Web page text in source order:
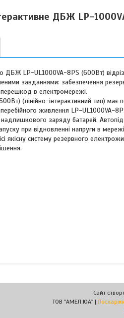
ДБЖ LP-
ДБЖ LP-UL1000VA-8PS (600Вт)
завданнями: забезпечення
перешкод в електромережі.
(лінійно-інтерактивний тип)
живлення LP-UL1000VA-
заряду батарей.
при відновленні напруги в
якісну систему резервного
Сайт
ТОВ "АМЕЛ.ЮА" |